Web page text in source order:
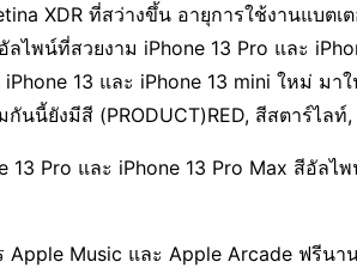
XDR ที่สว่างขึ้น อายุการใช้งานแบต
ไพน์ที่สวยงาม iPhone 13 Pro และ
13 และ iPhone 13 mini ใหม่ มาใ
นี้ยังมีสี (PRODUCT)RED, สีสตาร์ไลท์
และ iPhone 13 Pro Max สีอัลไพน์
Music และ Apple Arcade ฟรีนาน